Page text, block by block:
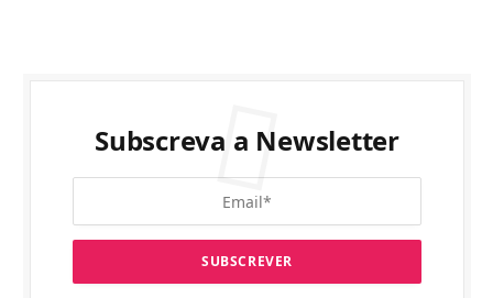
Subscreva a Newsletter